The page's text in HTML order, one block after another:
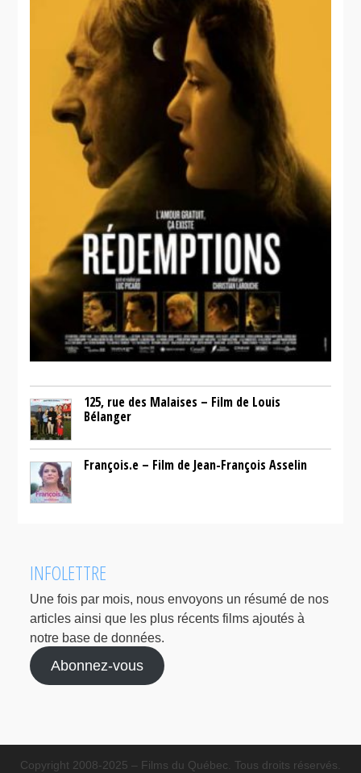
125, rue des Malaises – Film de Louis
Bélanger
François.e – Film de Jean-François Asselin
INFOLETTRE
Une fois par mois, nous envoyons un résumé de nos
articles ainsi que les plus récents films ajoutés à
notre base de données.
Abonnez-vous
Copyright 2008-2025 – Films du Québec. Tous droits réservés.